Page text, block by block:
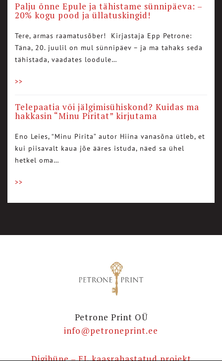
Palju õnne Epule ja tähistame sünnipäeva: –
20% kogu pood ja üllatuskingid!
Tere, armas raamatusõber! Kirjastaja Epp Petrone:
Täna, 20. juulil on mul sünnipäev – ja ma tahaks seda
tähistada, vaadates loodule…
>>
Telepaatia või jälgimisühiskond? Kuidas ma
hakkasin “Minu Piritat” kirjutama
Eno Leies, “Minu Pirita” autor Hiina vanasõna ütleb, et
kui piisavalt kaua jõe ääres istuda, näed sa ühel
hetkel oma…
>>
Petrone Print OÜ
info@petroneprint.ee
Digihüpe – EL kaasrahastatud projekt